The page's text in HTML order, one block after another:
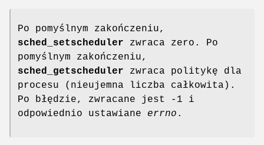
Po pomyślnym zakończeniu,
sched_setscheduler zwraca zero. Po
pomyślnym zakończeniu,
sched_getscheduler zwraca politykę dla
procesu (nieujemna liczba całkowita).
Po błędzie, zwracane jest -1 i
odpowiednio ustawiane errno .